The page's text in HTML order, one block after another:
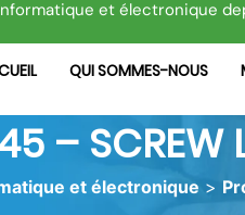
et électronique
QUI SOMMES-NOUS
– SCREW
et électronique >